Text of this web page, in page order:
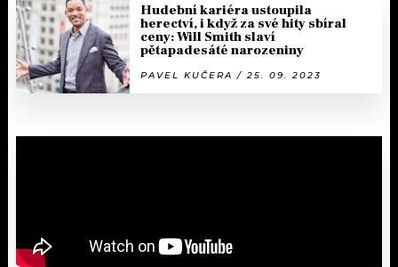
Hudební kariéra ustoupila
herectví, i když za své hity sbíral
ceny: Will Smith slaví
pětapadesáté narozeniny
PAVEL KUČERA / 25. 09. 2023